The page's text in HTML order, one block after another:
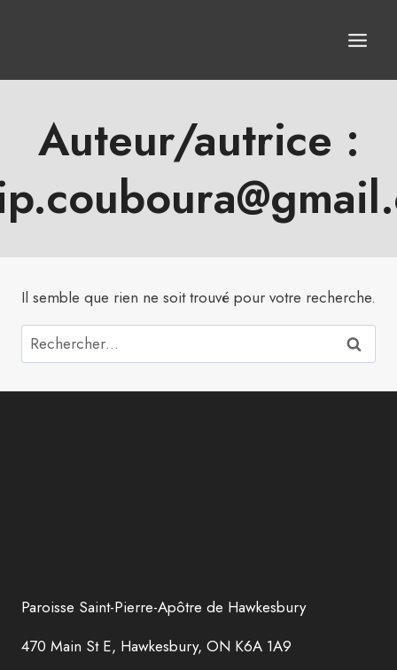
Auteur/autrice :
Il semble que rien ne soit trouvé pour votre recherche.
Rechercher :
Paroisse Saint-Pierre-Apôtre de Hawkesbury
470 Main St E, Hawkesbury, ON K6A 1A9